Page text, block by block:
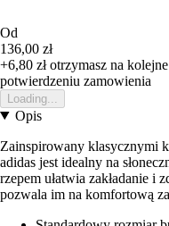
Od
136,00 zł
+6,80 złotrzymasz na
potwierdzeniu zamowienia
Loading...
Opis
Zainspirowany klasycznymi
adidas jest idealny na
rzepem ułatwia zakładanie i
pozwala im na komfortową